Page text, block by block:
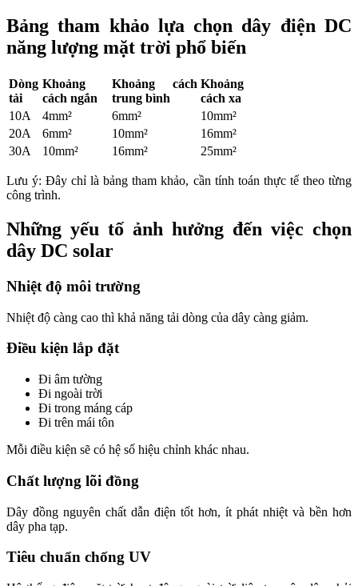
Bảng tham khảo lựa chọn dây điện DC
năng lượng mặt trời phổ biến
Dòng
tải
Khoảng
cách ngắn
Khoảng cách
trung bình
Khoảng
cách xa
10A
4mm² 6mm²
10mm²
20A
6mm² 10mm²
16mm²
30A
10mm² 16mm² 25mm²
Lưu ý: Đây chỉ là bảng tham khảo, cần tính toán thực tế theo từng
công trình.
Những yếu tố ảnh hưởng đến việc chọn
dây DC solar
Nhiệt độ môi trường
Nhiệt độ càng cao thì khả năng tải dòng của dây càng giảm.
Điều kiện lắp đặt
Đi âm tường
Đi ngoài trời
Đi trong máng cáp
Đi trên mái tôn
Mỗi điều kiện sẽ có hệ số hiệu chỉnh khác nhau.
Chất lượng lõi đồng
Dây đồng nguyên chất dẫn điện tốt hơn, ít phát nhiệt và bền hơn
dây pha tạp.
Tiêu chuẩn chống UV